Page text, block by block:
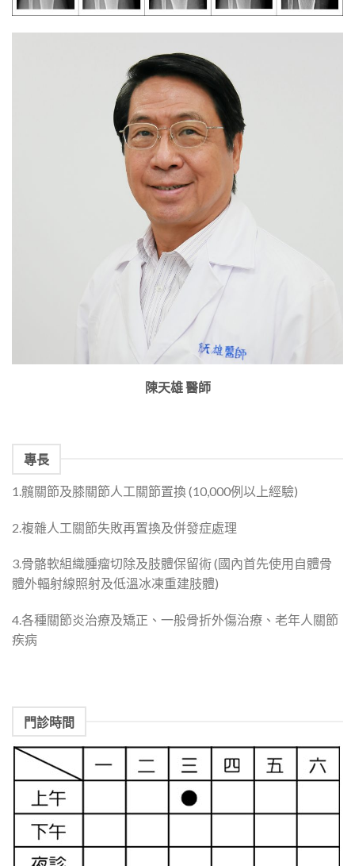
陳天雄 醫師
專長
1.髖關節及膝關節人工關節置換 (10,000例以上經驗)
2.複雜人工關節失敗再置換及併發症處理
3.骨骼軟組織腫瘤切除及肢體保留術 (國內首先使用自體骨
體外輻射線照射及低溫冰凍重建肢體)
4.各種關節炎治療及矯正、一般骨折外傷治療、老年人關節
疾病
門診時間